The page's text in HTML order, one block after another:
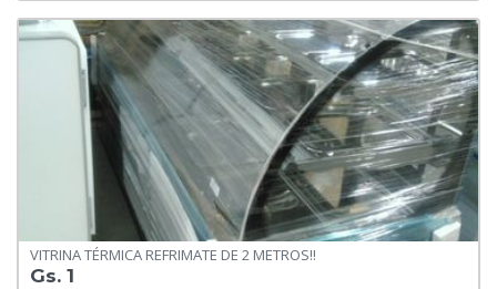
VITRINA TÉRMICA REFRIMATE DE 2 METROS!!
Gs. 1